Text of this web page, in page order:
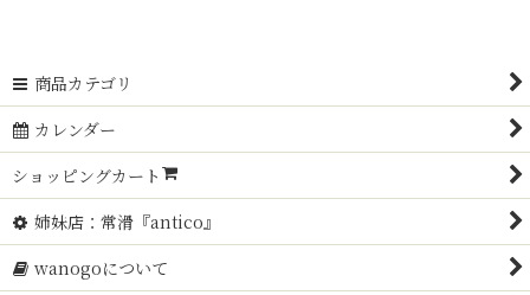
在庫あり
並び順:
絞り込む
商品カテゴリ
カレンダー
ショッピングカート
姉妹店：常滑『antico』
wanogoについて